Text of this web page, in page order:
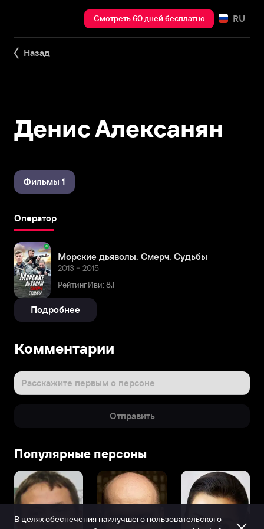
Смотреть 60 дней бесплатно RU
Назад
Денис Алексанян
Фильмы 1
Оператор
Морские дьяволы. Смерч. Судьбы
2013 – 2015
Рейтинг Иви: 8,1
Подробнее
Комментарии
Расскажите первым о персоне
Отправить
Популярные персоны
В целях обеспечения наилучшего пользовательского